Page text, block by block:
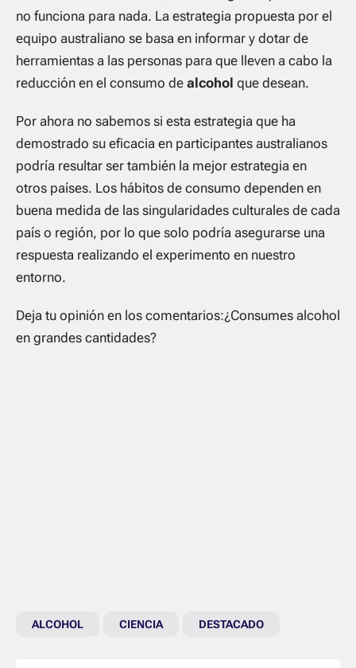
no funciona para nada. La estrategia propuesta por el
equipo australiano se basa en informar y dotar de
herramientas a las personas para que lleven a cabo la
reducción en el consumo de alcohol que desean.
Por ahora no sabemos si esta estrategia que ha
demostrado su eficacia en participantes australianos
podría resultar ser también la mejor estrategia en
otros países. Los hábitos de consumo dependen en
buena medida de las singularidades culturales de cada
país o región, por lo que solo podría asegurarse una
respuesta realizando el experimento en nuestro
entorno.
Deja tu opinión en los comentarios:¿Consumes alcohol
en grandes cantidades?
ALCOHOL CIENCIA DESTACADO